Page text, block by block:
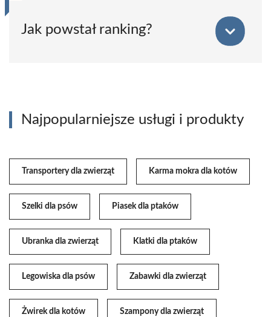
Jak powstał ranking?
Najpopularniejsze usługi i produkty
Transportery dla zwierząt Karma mokra dla kotów
Szelki dla psów Piasek dla ptaków
Ubranka dla zwierząt Klatki dla ptaków
Legowiska dla psów Zabawki dla zwierząt
Żwirek dla kotów Szampony dla zwierząt